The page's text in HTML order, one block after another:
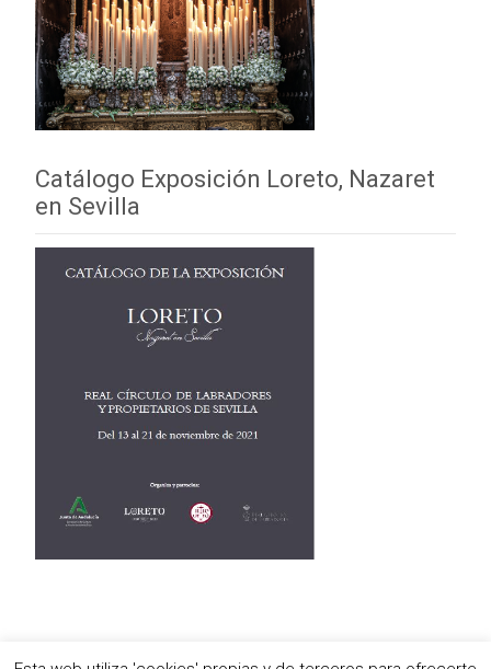
Catálogo Exposición Loreto, Nazaret
en Sevilla